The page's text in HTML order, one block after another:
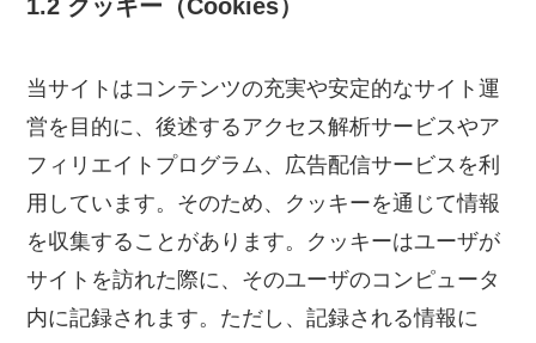
1.2 クッキー（Cookies）
当サイトはコンテンツの充実や安定的なサイト運
営を目的に、後述するアクセス解析サービスやア
フィリエイトプログラム、広告配信サービスを利
用しています。そのため、クッキーを通じて情報
を収集することがあります。クッキーはユーザが
サイトを訪れた際に、そのユーザのコンピュータ
内に記録されます。ただし、記録される情報に